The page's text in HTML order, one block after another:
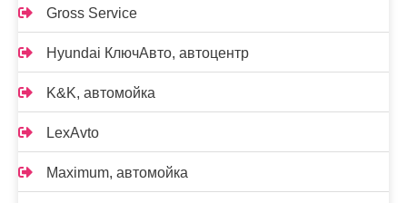
Gross Service
Hyundai КлючАвто, автоцентр
K&K, автомойка
LexAvto
Maximum, автомойка